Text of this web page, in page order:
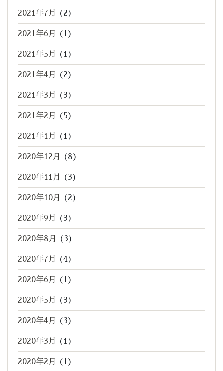
2021年7月 (2)
2021年6月 (1)
2021年5月 (1)
2021年4月 (2)
2021年3月 (3)
2021年2月 (5)
2021年1月 (1)
2020年12月 (8)
2020年11月 (3)
2020年10月 (2)
2020年9月 (3)
2020年8月 (3)
2020年7月 (4)
2020年6月 (1)
2020年5月 (3)
2020年4月 (3)
2020年3月 (1)
2020年2月 (1)